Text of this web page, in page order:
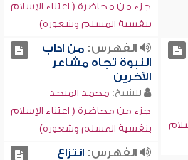
جزء من محاضرة ( اعتناء الإسلام
بنفسية المسلم وشعوره)
الفهرس:من آداب
النبوة تجاه مشاعر
الآخرين
للشيخ: محمد المنجد
جزء من محاضرة ( اعتناء الإسلام
بنفسية المسلم وشعوره)
الفهرس:انتزاع